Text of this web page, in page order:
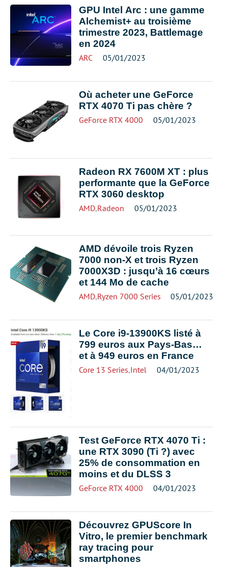
GPU Intel Arc : une gamme
Alchemist+ au troisième
trimestre 2023, Battlemage
en 2024
ARC 05/01/2023
Où acheter une GeForce
RTX 4070 Ti pas chère ?
GeForce RTX 4000 05/01/2023
Radeon RX 7600M XT : plus
performante que la GeForce
RTX 3060 desktop
AMD,Radeon 05/01/2023
AMD dévoile trois Ryzen
7000 non-X et trois Ryzen
7000X3D : jusqu’à 16 cœurs
et 144 Mo de cache
AMD,Ryzen 7000 Series 05/01/2023
Le Core i9-13900KS listé à
799 euros aux Pays-Bas…
et à 949 euros en France
Core 13 Series,Intel 04/01/2023
Test GeForce RTX 4070 Ti :
une RTX 3090 (Ti ?) avec
25% de consommation en
moins et du DLSS 3
GeForce RTX 4000 04/01/2023
Découvrez GPUScore In
Vitro, le premier benchmark
ray tracing pour
smartphones